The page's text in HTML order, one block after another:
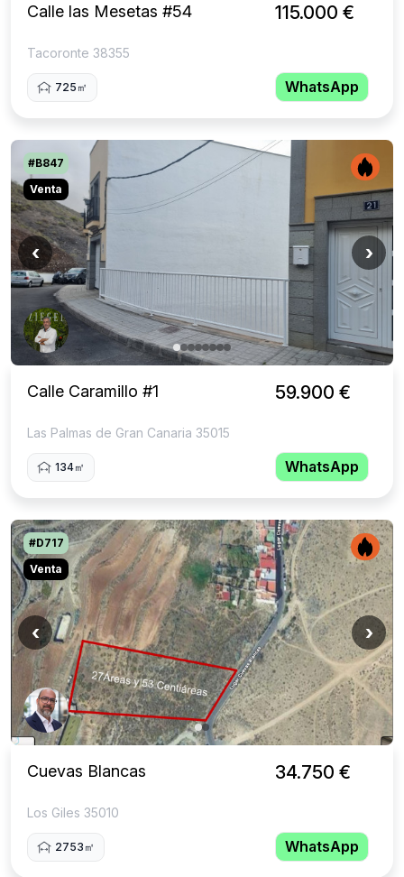
Calle las Mesetas #54
Tacoronte 38355
725㎡
115.000 €
WhatsApp
‹ ›
#B847
Venta
Calle Caramillo #1
Las Palmas de Gran Canaria 35015
134㎡
59.900 €
WhatsApp
‹ ›
#D717
Venta
Cuevas Blancas
Los Giles 35010
2753㎡
34.750 €
WhatsApp